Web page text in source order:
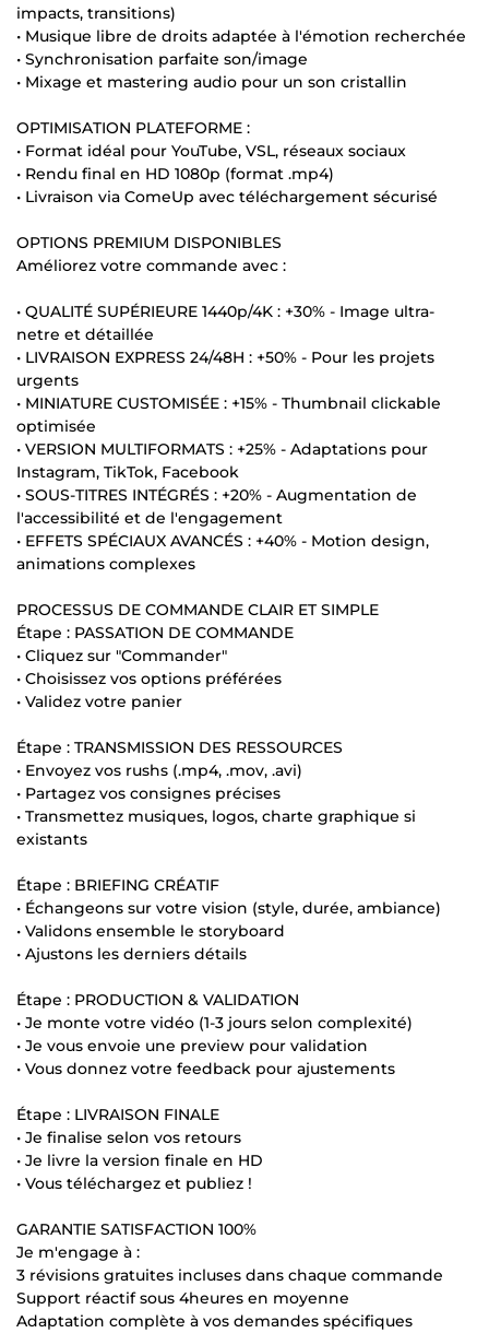
impacts, transitions)
• Musique libre de droits adaptée à l'émotion recherchée
• Synchronisation parfaite son/image
• Mixage et mastering audio pour un son cristallin
OPTIMISATION PLATEFORME :
• Format idéal pour YouTube, VSL, réseaux sociaux
• Rendu final en HD 1080p (format .mp4)
• Livraison via ComeUp avec téléchargement sécurisé
OPTIONS PREMIUM DISPONIBLES
Améliorez votre commande avec :
• QUALITÉ SUPÉRIEURE 1440p/4K : +30% - Image ultra-
netre et détaillée
• LIVRAISON EXPRESS 24/48H : +50% - Pour les projets
urgents
• MINIATURE CUSTOMISÉE : +15% - Thumbnail clickable
optimisée
• VERSION MULTIFORMATS : +25% - Adaptations pour
Instagram, TikTok, Facebook
• SOUS-TITRES INTÉGRÉS : +20% - Augmentation de
l'accessibilité et de l'engagement
• EFFETS SPÉCIAUX AVANCÉS : +40% - Motion design,
animations complexes
PROCESSUS DE COMMANDE CLAIR ET SIMPLE
Étape : PASSATION DE COMMANDE
• Cliquez sur "Commander"
• Choisissez vos options préférées
• Validez votre panier
Étape : TRANSMISSION DES RESSOURCES
• Envoyez vos rushs (.mp4, .mov, .avi)
• Partagez vos consignes précises
• Transmettez musiques, logos, charte graphique si
existants
Étape : BRIEFING CRÉATIF
• Échangeons sur votre vision (style, durée, ambiance)
• Validons ensemble le storyboard
• Ajustons les derniers détails
Étape : PRODUCTION & VALIDATION
• Je monte votre vidéo (1-3 jours selon complexité)
• Je vous envoie une preview pour validation
• Vous donnez votre feedback pour ajustements
Étape : LIVRAISON FINALE
• Je finalise selon vos retours
• Je livre la version finale en HD
• Vous téléchargez et publiez !
GARANTIE SATISFACTION 100%
Je m'engage à :
3 révisions gratuites incluses dans chaque commande
Support réactif sous 4heures en moyenne
Adaptation complète à vos demandes spécifiques